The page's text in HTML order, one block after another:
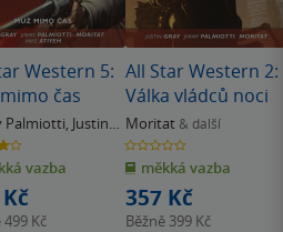
Western 5:
čas
Palmiotti, Justin
vazba
499 Kč
All Star Western 2:
Válka vládců noci
Moritat & další
0.0
z
5
hvězdiček
měkká vazba
357 Kč
Běžně 399 Kč